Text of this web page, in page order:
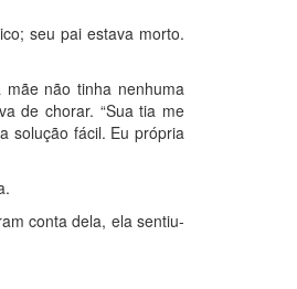
seu pai estava morto.
não tinha nenhuma
de chorar. “Sua tia me
solução fácil. Eu própria
conta dela, ela sentiu-